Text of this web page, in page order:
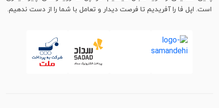
است. اپل فا را آفریدیم تا فرصت دیدار و تعامل با شما را از دست ندهیم.